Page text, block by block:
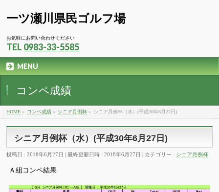
一ツ瀬川県民ゴルフ場
お気軽にお問い合わせください
TEL 0983-33-5585
MENU
コンペ成績
HOME » コンペ成績 » シニア月例杯 » シニア月例杯（水）(平成30年6月27日)
シニア月例杯（水）(平成30年6月27日)
投稿日 : 2018年6月27日 最終更新日時 : 2018年6月27日 カテゴリー : シニア月例杯
Ａ組コンペ結果